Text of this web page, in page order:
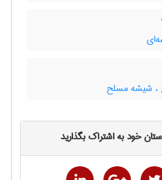
شیشه مسلح
خود به اشتراک بگذارید